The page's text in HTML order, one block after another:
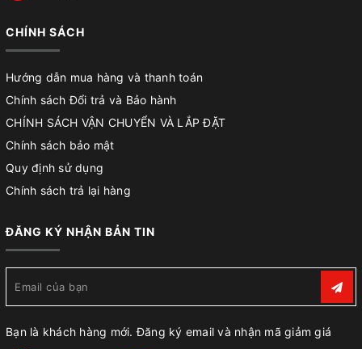
CHÍNH SÁCH
Hướng dẫn mua hàng và thanh toán
Chính sách Đổi trả và Bảo hành
CHÍNH SÁCH VẬN CHUYỂN VÀ LẮP ĐẶT
Chính sách bảo mật
Quy định sử dụng
Chính sách trả lại hàng
ĐĂNG KÝ NHẬN BẢN TIN
Bạn là khách hàng mới. Đăng ký email và nhận mã giảm giá